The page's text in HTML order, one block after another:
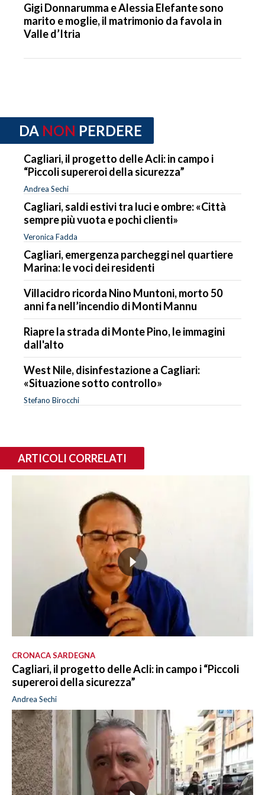
Gigi Donnarumma e Alessia Elefante sono
marito e moglie, il matrimonio da favola in
Valle d’Itria
DA NON PERDERE
Cagliari, il progetto delle Acli: in campo i
“Piccoli supereroi della sicurezza”
Andrea Sechi
Cagliari, saldi estivi tra luci e ombre: «Città
sempre più vuota e pochi clienti»
Veronica Fadda
Cagliari, emergenza parcheggi nel quartiere
Marina: le voci dei residenti
Villacidro ricorda Nino Muntoni, morto 50
anni fa nell’incendio di Monti Mannu
Riapre la strada di Monte Pino, le immagini
dall'alto
West Nile, disinfestazione a Cagliari:
«Situazione sotto controllo»
Stefano Birocchi
ARTICOLI CORRELATI
CRONACA SARDEGNA
Cagliari, il progetto delle Acli: in campo i “Piccoli
supereroi della sicurezza”
Andrea Sechi